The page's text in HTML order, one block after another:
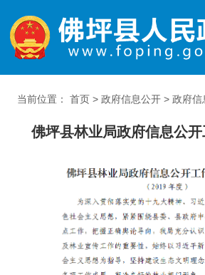
当前位置： 首页 > 政府信息公开 > 政府信
佛坪县林业局政府信息公